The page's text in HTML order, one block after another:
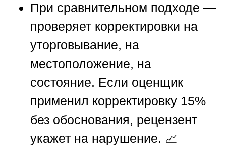
При сравнительном подходе —
проверяет корректировки на
уторговывание, на
местоположение, на
состояние. Если оценщик
применил корректировку 15%
без обоснования, рецензент
укажет на нарушение. 📈